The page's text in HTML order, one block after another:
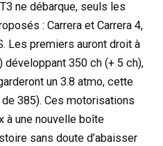
ne débarque, seuls les
: Carrera et Carrera 4,
Les premiers auront droit à
développant 350 ch (+ 5 ch),
un 3.8 atmo, cette
385). Ces motorisations
à une nouvelle boîte
sans doute d’abaisser